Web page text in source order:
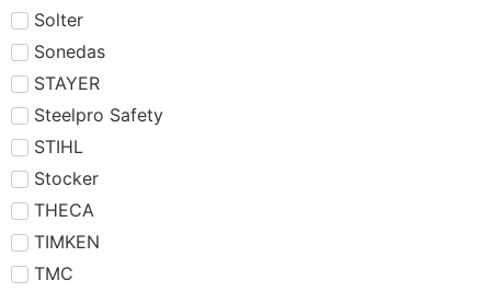
Solter
Sonedas
STAYER
Steelpro Safety
STIHL
Stocker
THECA
TIMKEN
TMC